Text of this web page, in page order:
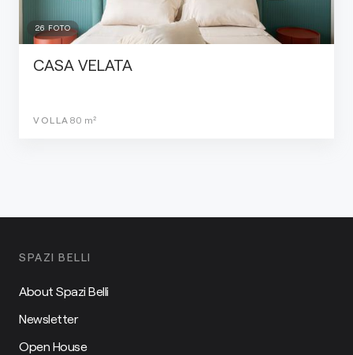
26 FOTO
CASA VELATA
VOLLA 80 m²
SPAZI BELLI
About Spazi Belli
Newsletter
Open House